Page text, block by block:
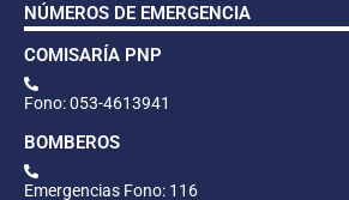
NÚMEROS DE EMERGENCIA
COMISARÍA PNP
Fono: 053-4613941
BOMBEROS
Emergencias Fono: 116